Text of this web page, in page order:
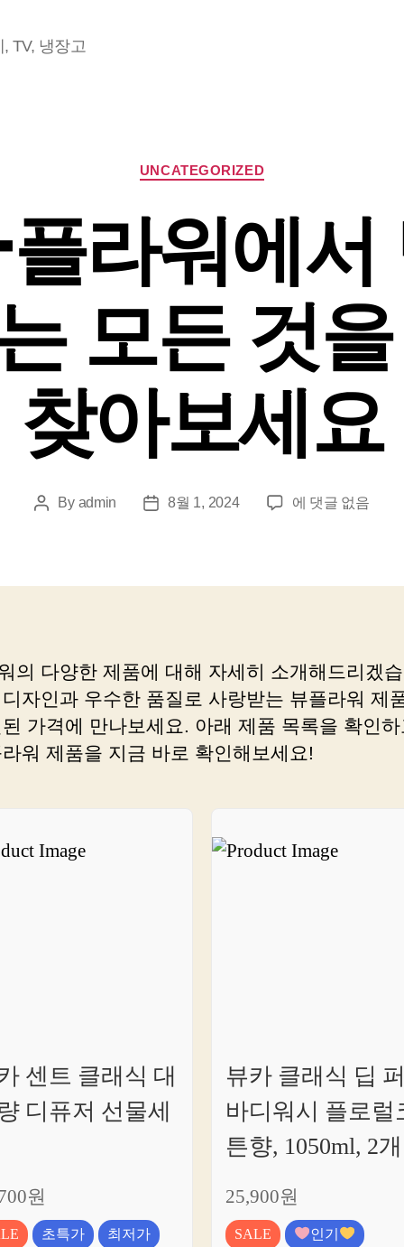
TV, 냉장고
Categories
UNCATEGORIZED
라워에서
모든 것
찾아보세요
PostBy admin
Post8월 1, 2024
ビ
라
당
신
이
사
랑
든
요
에 댓글 없음
의 다양한 제품에 대해 자세히 소개해드리겠
자인과 우수한 품질로 사랑받는 뷰플라워 제
가격에 만나보세요. 아래 제품 목록을 확인
워 제품을 지금 바로 확인해보세요!
센트 클래식 대
디퓨저 선물세
원
초특가 최저가
뷰카 클래식 딥
바디워시 플로럴
튼향, 1050ml, 2개
25,900원
SALE
인기